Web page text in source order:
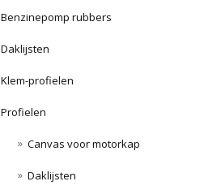
Benzinepomp rubbers
Daklijsten
Klem-profielen
Profielen
Canvas voor motorkap
Daklijsten